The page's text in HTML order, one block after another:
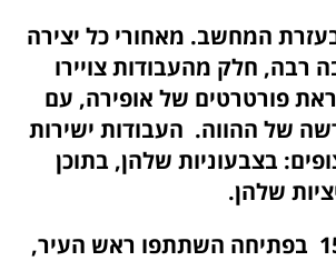
המחשב. מאחורי כל יצירה
חלק מהעבודות צויירו
פורטרטים של אופירה, עם
של ההווה. העבודות ישירות
בצבעוניות שלהן, בתוכן
שלהן.
ביום ב' 15/12/21 בפתיחה השתתפו ראש העיר,